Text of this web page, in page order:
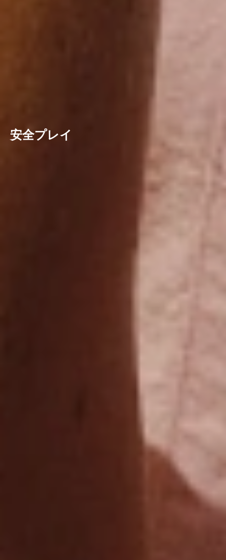
安全プレイ